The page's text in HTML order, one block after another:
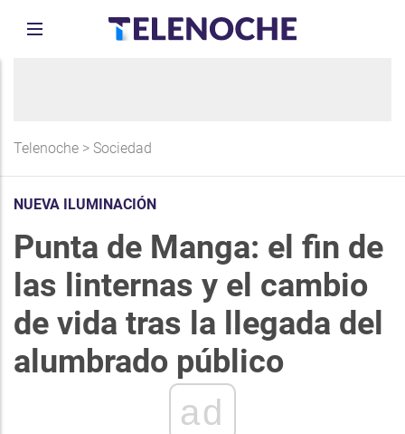
Telenoche > Sociedad
NUEVA ILUMINACIÓN
Punta de Manga: el fin de
las linternas y el cambio
de vida tras la llegada del
alumbrado público
ad